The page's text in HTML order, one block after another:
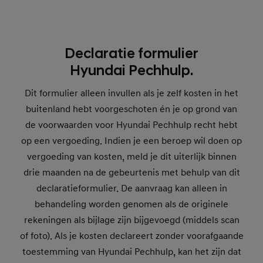
Declaratie formulier
Hyundai Pechhulp.
Dit formulier alleen invullen als je zelf kosten in het
buitenland hebt voorgeschoten én je op grond van
de voorwaarden voor Hyundai Pechhulp recht hebt
op een vergoeding. Indien je een beroep wil doen op
vergoeding van kosten, meld je dit uiterlijk binnen
drie maanden na de gebeurtenis met behulp van dit
declaratieformulier. De aanvraag kan alleen in
behandeling worden genomen als de originele
rekeningen als bijlage zijn bijgevoegd (middels scan
of foto). Als je kosten declareert zonder voorafgaande
toestemming van Hyundai Pechhulp, kan het zijn dat